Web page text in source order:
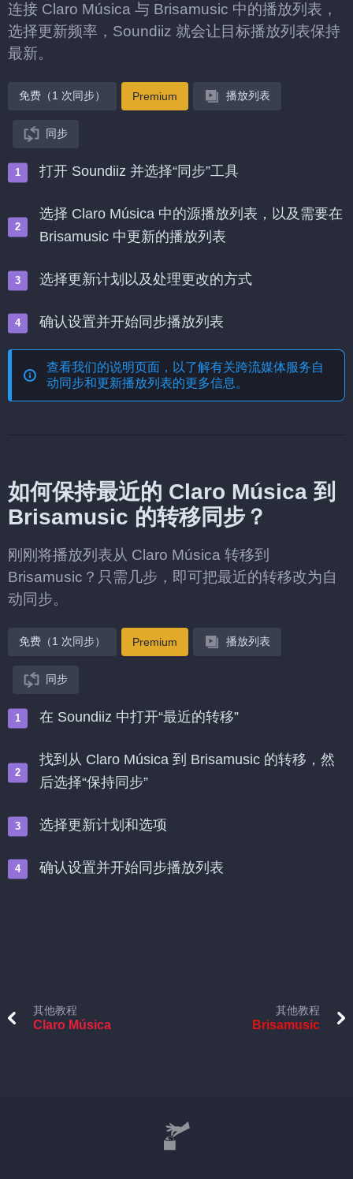
连接 Claro Música 与 Brisamusic 中的播放列表，
选择更新频率，Soundiiz 就会让目标播放列表保持
最新。
免费（1 次同步） Premium 播放列表
同步
打开 Soundiiz 并选择“同步”工具
选择 Claro Música 中的源播放列表，以及需要在
Brisamusic 中更新的播放列表
选择更新计划以及处理更改的方式
确认设置并开始同步播放列表
查看我们的说明页面，以了解有关跨流媒体服务自
动同步和更新播放列表的更多信息。
如何保持最近的 Claro Música 到
Brisamusic 的转移同步？
刚刚将播放列表从 Claro Música 转移到
Brisamusic？只需几步，即可把最近的转移改为自
动同步。
免费（1 次同步） Premium 播放列表
同步
在 Soundiiz 中打开“最近的转移”
找到从 Claro Música 到 Brisamusic 的转移，然
后选择“保持同步”
选择更新计划和选项
确认设置并开始同步播放列表
其他教程
Claro Música
其他教程
Brisamusic